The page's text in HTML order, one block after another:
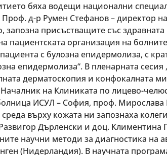
бяха водещи национални
Проф. д-р Румен Стефанов – директор
запозна присъстващите със
пациентската организация на
с булозна епидермолиза, с
епидермолиза“. В пленарната
дерматоскопия и конфокалната
на Клиниката по лицево-
ИСУЛ – София, проф.
върху кожата ни запознаха
Дърленски и доц. Климентина
научни методи за диагностика
(Нидерландия). В научната